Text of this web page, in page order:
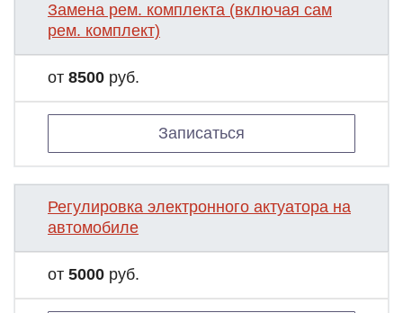
Замена рем. комплекта (включая сам
рем. комплект)
от 8500 руб.
Записаться
Регулировка электронного актуатора на
автомобиле
от 5000 руб.